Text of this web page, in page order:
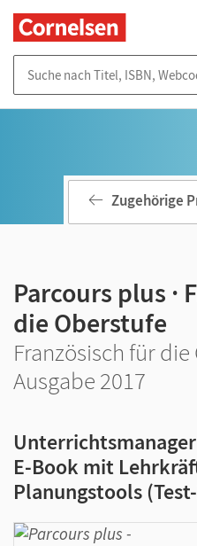
Zugehörige
Parcours plus ·
die Oberstufe
Französisch für
Ausgabe 2017
Unterrichtsmanager
E-Book mit
Planungstools